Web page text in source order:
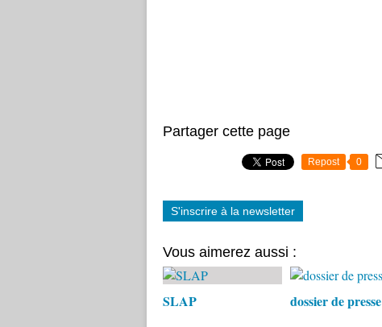
Partager cette page
Repost 0
S'inscrire à la newsletter
Vous aimerez aussi :
SLAP dossier de presse